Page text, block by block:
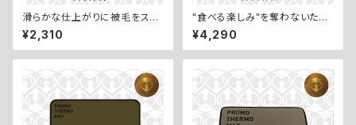
滑らかな仕上がりに被毛をスタ
イリング【Conditioner／コン
ディショナー：200ml】
¥2,310
"食べる楽しみ"を奪わないため
に【Aqoaion gel／アクアイオ
ンジェル：50ml】
¥4,290